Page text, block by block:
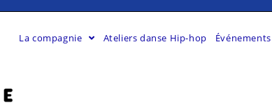
La compagnie Ateliers danse Hip-hop Événements